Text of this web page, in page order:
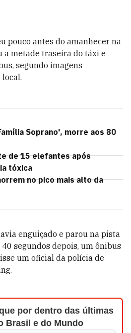
pouco antes do amanhecer na
a metade traseira do táxi e
segundo imagens
Soprano', morre aos 80
de 15 elefantes após
tóxica
no pico mais alto da
enguiçado e parou na pista
segundos depois, um ônibus
um oficial da polícia de
por dentro das últimas
Brasil e do Mundo